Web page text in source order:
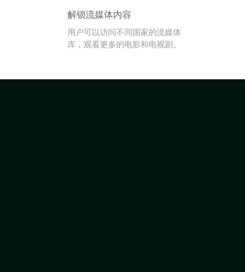
解锁流媒体内容
用户可以访问不同国家的流媒体
库，观看更多的电影和电视剧。